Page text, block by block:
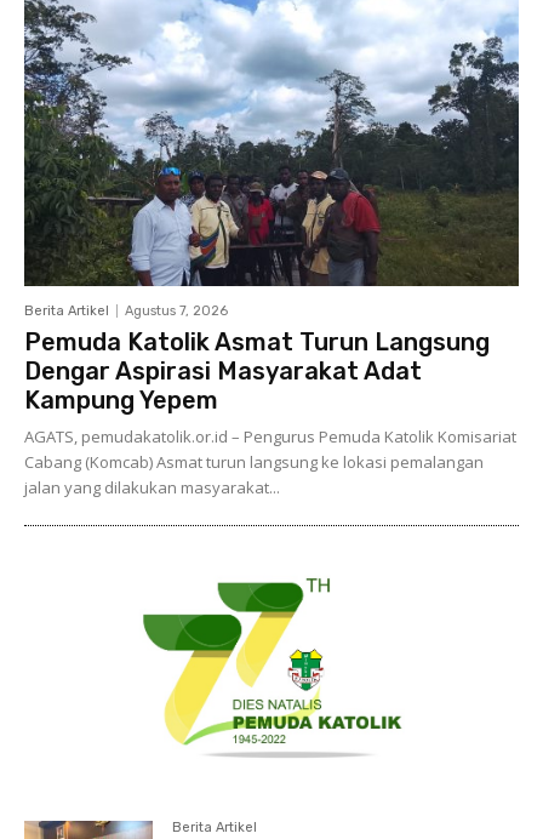
Berita Artikel Agustus 7, 2026
Pemuda Katolik Asmat Turun Langsung
Dengar Aspirasi Masyarakat Adat
Kampung Yepem
AGATS, pemudakatolik.or.id – Pengurus Pemuda Katolik Komisariat
Cabang (Komcab) Asmat turun langsung ke lokasi pemalangan
jalan yang dilakukan masyarakat...
Berita Artikel